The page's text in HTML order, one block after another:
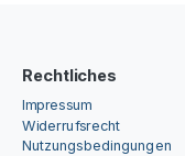
Rechtliches
Impressum
Widerrufsrecht
Nutzungsbedingungen